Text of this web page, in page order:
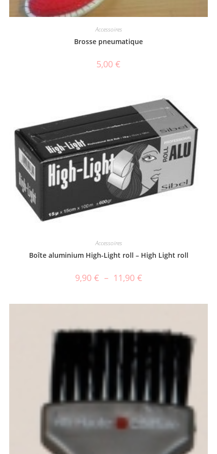
Accessoires
Brosse pneumatique
5,00 €
Accessoires
Boîte aluminium High-Light roll – High Light roll
9,90 € – 11,90 €